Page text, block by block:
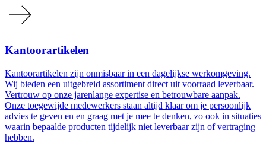
Kantoorartikelen
Kantoorartikelen zijn onmisbaar in een dagelijkse werkomgeving.
Wij bieden een uitgebreid assortiment direct uit voorraad leverbaar.
Vertrouw op onze jarenlange expertise en betrouwbare aanpak.
Onze toegewijde medewerkers staan altijd klaar om je persoonlijk
advies te geven en en graag met je mee te denken, zo ook in situaties
waarin bepaalde producten tijdelijk niet leverbaar zijn of vertraging
hebben.